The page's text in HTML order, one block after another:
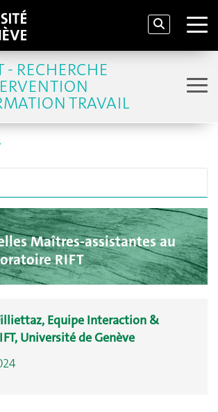
- RECHERCHE
TRAVAIL
Maîtres-assistantes au
RIFT
Equipe Interaction &
Université de Genève